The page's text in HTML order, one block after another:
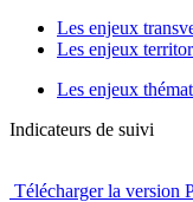
Les enjeux
Les enjeux
Les enjeux
Indicateurs de suivi
Télécharger la version